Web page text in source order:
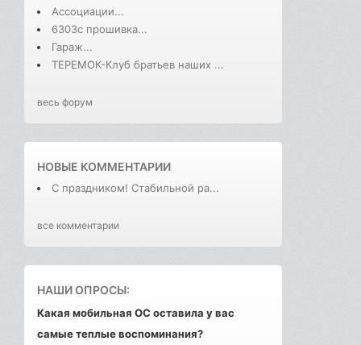
Ассоциации...
6303с прошивка...
Гараж...
ТЕРЕМОК-Клуб братьев наших ...
весь форум
НОВЫЕ КОММЕНТАРИИ
С праздником! Стабильной ра...
все комментарии
НАШИ ОПРОСЫ:
Какая мобильная ОС оставила у вас
самые теплые воспоминания?